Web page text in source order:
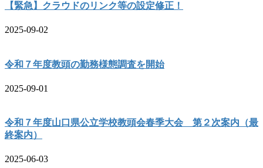
【緊急】クラウドのリンク等の設定修正！
2025-09-02
令和７年度教頭の勤務様態調査を開始
2025-09-01
令和７年度山口県公立学校教頭会春季大会 第２次案内（最
終案内）
2025-06-03